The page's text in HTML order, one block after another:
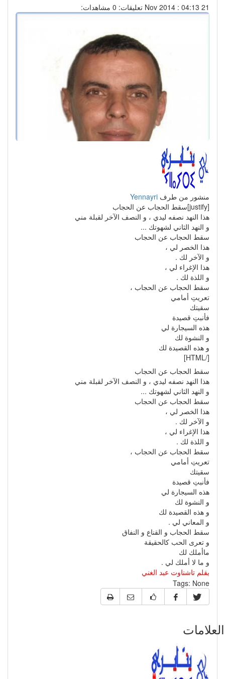
تعليقات: 0 مشاهدات:
منشور من طرفYennayri
هذا النهد نصفه ليدي ، و النصف الآخر لقبلة مني
و النهد الثاني لشهوتك ...
سقط الحجاب عن الحجاب
هذا الخصر لي ،
و الآخر لك .
هذا الإغراء لي ،
و اللذة لك .
سقط الحجاب عن الحجاب ،
تعريتِ أمامي
سقيتك
فأنبتِ قصيدة
هذه السيجارة لي
و النشوة لك
و هذه القصيدة لك
سقط الحجاب عن الحجاب
هذا النهد نصفه ليدي ، و النصف الآخر لقبلة مني
و النهد الثاني لشهوتك ...
سقط الحجاب عن الحجاب
هذا الخصر لي ،
و الآخر لك .
هذا الإغراء لي ،
و اللذة لك .
سقط الحجاب عن الحجاب ،
تعريتِ أمامي
سقيتك
فأنبتِ قصيدة
هذه السيجارة لي
و النشوة لك
و هذه القصيدة لك
و المعاني لي .
سقط الحجاب و القناع و النفاق
و تعرى الحب كالحقيقة
ماأملك لك
و ما لا أملك لي .
بقلم تاشناوت عبد الغني
Tags:None